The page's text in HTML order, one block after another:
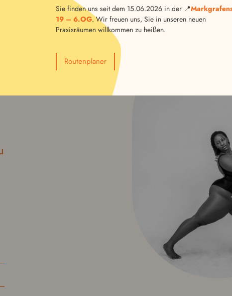
Sie finden uns seit dem 15.06.2026 in der 📍
19 – 6.OG. Wir freuen uns, Sie in unseren neuen
Praxisräumen willkommen zu heißen.
Routenplaner